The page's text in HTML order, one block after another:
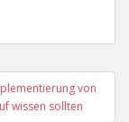
von
wissen sollten